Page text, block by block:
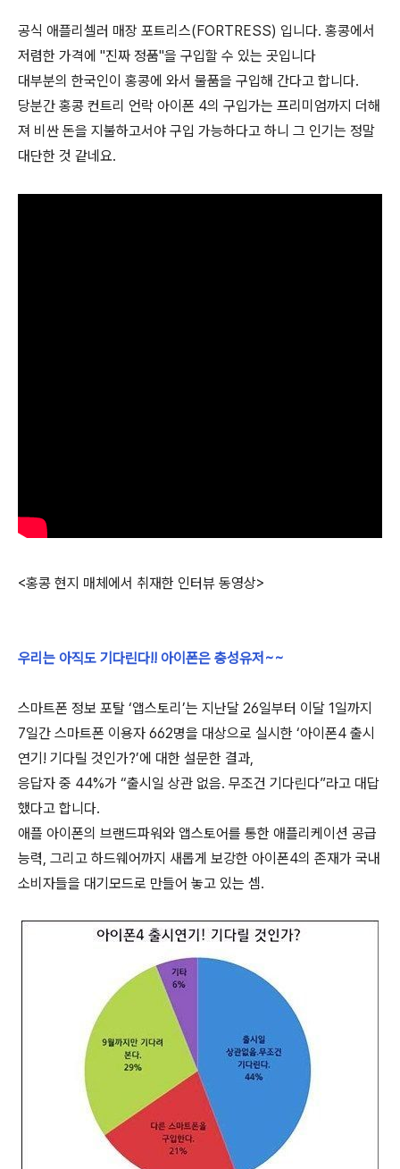
공식 애플리셀러 매장 포트리스(FORTRESS) 입니다. 홍콩에서
저렴한 가격에 "진짜 정품"을 구입할 수 있는 곳입니다
대부분의 한국인이 홍콩에 와서 물품을 구입해 간다고 합니다.
당분간 홍콩 컨트리 언락 아이폰 4의 구입가는 프리미엄까지 더해
져 비싼 돈을 지불하고서야 구입 가능하다고 하니 그 인기는 정말
대단한 것 같네요.
<홍콩 현지 매체에서 취재한 인터뷰 동영상>
우리는 아직도 기다린다!! 아이폰은 충성유저~~
스마트폰 정보 포탈 ‘앱스토리’는 지난달 26일부터 이달 1일까지
7일간 스마트폰 이용자 662명을 대상으로 실시한 ‘아이폰4 출시
연기! 기다릴 것인가?’에 대한 설문한 결과,
응답자 중 44%가 “출시일 상관 없음. 무조건 기다린다”라고 대답
했다고 합니다.
애플 아이폰의 브랜드파워와 앱스토어를 통한 애플리케이션 공급
능력, 그리고 하드웨어까지 새롭게 보강한 아이폰4의 존재가 국내
소비자들을 대기모드로 만들어 놓고 있는 셈.